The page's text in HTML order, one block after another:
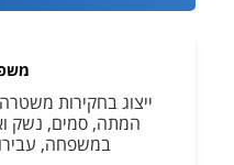
ייצוג בחקירות
המתה, סמים, נשק
במשפחה,